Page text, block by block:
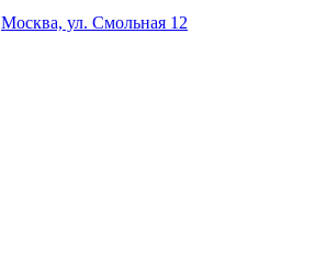
Москва, ул. Смольная 12